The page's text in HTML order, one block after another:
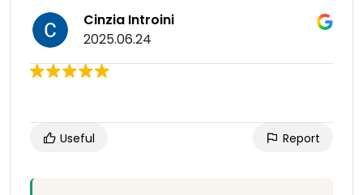
Cinzia Introini
2025.06.24
Useful Report